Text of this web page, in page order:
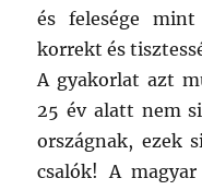
és felesége
korrekt és
A gyakorlat azt
25 év alatt nem
országnak, ezek
csalók! A